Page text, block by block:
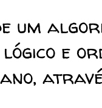
um
lógico e